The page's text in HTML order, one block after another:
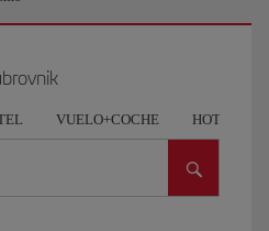
VUELO+COCHE HOTEL